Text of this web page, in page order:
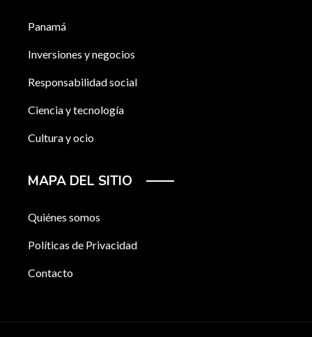
Panamá
Inversiones y negocios
Responsabilidad social
Ciencia y tecnología
Cultura y ocio
MAPA DEL SITIO
Quiénes somos
Políticas de Privacidad
Contacto